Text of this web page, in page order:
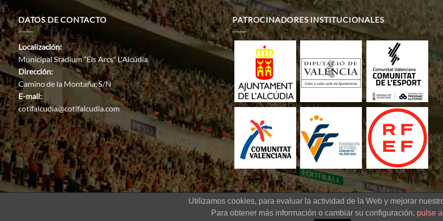
DATOS DE CONTACTO
Localización:
Municipal Stadium "Els Arcs" L'Alcúdia
Dirección:
Camino de la Montaña, S/N
E-mail:
cotifalcudia@cotifalcudia.com
PATROCINADORES INSTITUCIONALES
2022 © COTIF Torneo internacional de fútbol sub-20 -Diseño Web |Aviso legal |Política de cookies |
Utilizamos cookies, para evaluar la actividad de la Web y mejorar
Para obtener más información o cambiar su configuración, pulse